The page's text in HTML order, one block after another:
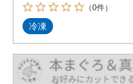
（0件）
冷凍